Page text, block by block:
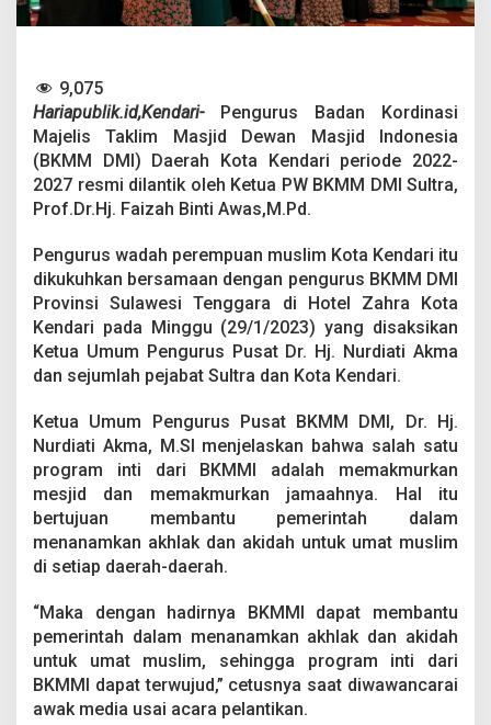
,
P
u
r
u
D
a
a
h
B
M
M
D
K
o
K
e
d
r
i
R
e
s
m
9,075
Hariapublik.id,Kendari-
Pengurus Badan Kordinasi
Majelis Taklim Masjid Dewan Masjid Indonesia
(BKMM DMI) Daerah Kota Kendari periode 2022-
2027 resmi dilantik oleh Ketua PW BKMM DMI Sultra,
Prof.Dr.Hj. Faizah Binti Awas,M.Pd.
Pengurus wadah perempuan muslim Kota Kendari itu
dikukuhkan bersamaan dengan pengurus BKMM DMI
Provinsi Sulawesi Tenggara di Hotel Zahra Kota
Kendari pada Minggu (29/1/2023) yang disaksikan
Ketua Umum Pengurus Pusat Dr. Hj. Nurdiati Akma
dan sejumlah pejabat Sultra dan Kota Kendari.
Ketua Umum Pengurus Pusat BKMM DMI, Dr. Hj.
Nurdiati Akma, M.SI menjelaskan bahwa salah satu
program inti dari BKMMI adalah memakmurkan
mesjid dan memakmurkan jamaahnya. Hal itu
bertujuan membantu pemerintah dalam
menanamkan akhlak dan akidah untuk umat muslim
di setiap daerah-daerah.
“Maka dengan hadirnya BKMMI dapat membantu
pemerintah dalam menanamkan akhlak dan akidah
untuk umat muslim, sehingga program inti dari
BKMMI dapat terwujud,” cetusnya saat diwawancarai
awak media usai acara pelantikan.